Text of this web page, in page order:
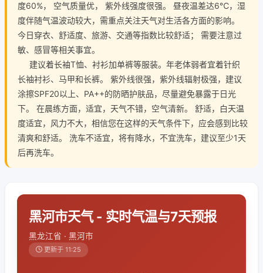
度60%， 空气质量优， 紫外线强度很强。 昼夜温差达6℃，湿
度伴随气温波动较大，需重点关注天气对生活各方面的影响。
今日穿衣、舒适度、旅游、交通等指数比较舒适； 需要注意过
敏、感冒等相关事宜。
建议着长袖T恤、衬衫加单裤等服装。年老体弱者宜着针织
长袖衬衫、马甲和长裤。 紫外线很强，紫外线辐射极强，建议
涂擦SPF20以上、PA++的防晒护肤品，尽量避免暴露于日光
下。 在晨练方面，适宜，天气不错，空气清新。 舒适，白天温
度适宜，风力不大，相信您在这样的天气条件下，应会感到比较
清爽和舒适。 洗车不适宜，将有降水，不宜洗车，建议至少1天
后再洗车。
黑河市天气 - 实时气温与7天预报
黑龙江省 · 黑河市
更新于 11:25